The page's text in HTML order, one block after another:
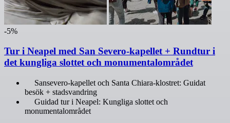
-5%
Tur i Neapel med San Severo-kapellet + Rundtur i
det kungliga slottet och monumentalområdet
Sansevero-kapellet och Santa Chiara-klostret: Guidat
besök + stadsvandring
Guidad tur i Neapel: Kungliga slottet och
monumentalområdet